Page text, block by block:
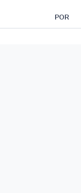
POR